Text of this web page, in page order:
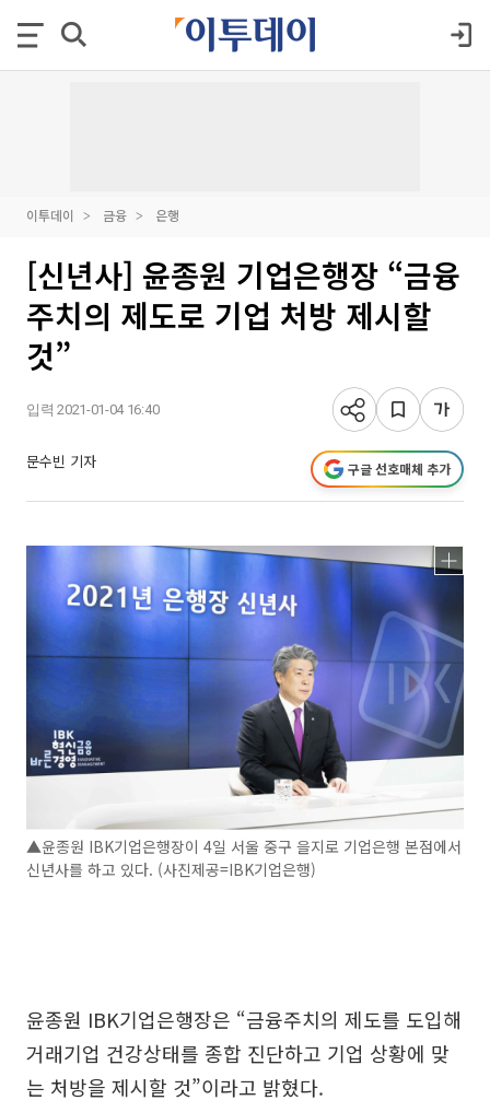
이투데이 금융 은행
[신년사] 윤종원 기업은행장 “금융
주치의 제도로 기업 처방 제시할
것”
입력 2021-01-04 16:40
문수빈 기자 구글 선호매체 추가
▲윤종원 IBK기업은행장이 4일 서울 중구 을지로 기업은행 본점에서
신년사를 하고 있다. (사진제공=IBK기업은행)
윤종원 IBK기업은행장은 “금융주치의 제도를 도입해
거래기업 건강상태를 종합 진단하고 기업 상황에 맞
는 처방을 제시할 것”이라고 밝혔다.